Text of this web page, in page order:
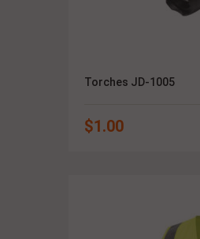
Torches JD-1005
$1.00